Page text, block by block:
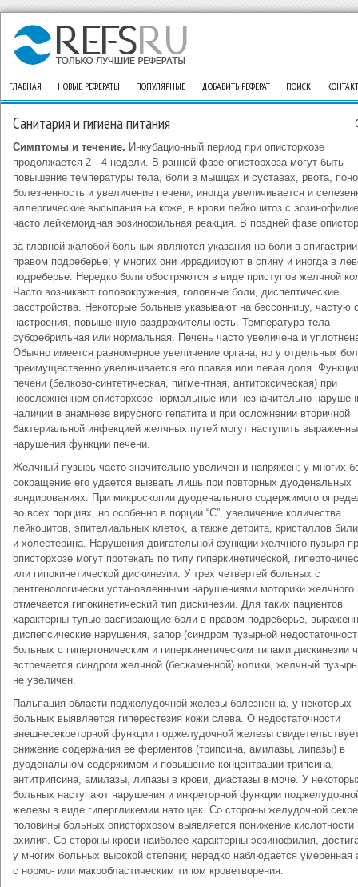
ГЛАВНАЯ НОВЫЕ РЕФЕРАТЫ ПОПУЛЯРНЫЕ ДОБАВИТЬ РЕФЕРАТ ПОИСК
Санитария и гигиена питания
Симптомы и течение. Инкубационный период при описторхозе
продолжается 2—4 недели. В ранней фазе описторхоза могут быть
повышение температуры тела, боли в мышцах и суставах, рвота,
болезненность и увеличение печени, иногда увеличивается и
аллергические высыпания на коже, в крови лейкоцитоз с
часто лейкемоидная эозинофильная реакция. В поздней фазе
за главной жалобой больных являются указания на боли в
правом подреберье; у многих они иррадиируют в спину и иногда в
подреберье. Нередко боли обостряются в виде приступов желчной
Часто возникают головокружения, головные боли, диспептические
расстройства. Некоторые больные указывают на бессонницу, частую
настроения, повышенную раздражительность. Температура тела
субфебрильная или нормальная. Печень часто увеличена и
Обычно имеется равномерное увеличение органа, но у отдельных
преимущественно увеличивается его правая или левая доля. Функции
печени (белково-синтетическая, пигментная, антитоксическая) при
неосложненном описторхозе нормальные или незначительно
наличии в анамнезе вирусного гепатита и при осложнении вторичной
бактериальной инфекцией желчных путей могут наступить
нарушения функции печени.
Желчный пузырь часто значительно увеличен и напряжен; у многих
сокращение его удается вызвать лишь при повторных дуоденальных
зондированиях. При микроскопии дуоденального содержимого
во всех порциях, но особенно в порции “С”, увеличение количества
лейкоцитов, эпителиальных клеток, а также детрита, кристаллов
и холестерина. Нарушения двигательной функции желчного пузыря
описторхозе могут протекать по типу гиперкинетической,
или гипокинетической дискинезии. У трех четвертей больных с
рентгенологически установленными нарушениями моторики желчного
отмечается гипокинетический тип дискинезии. Для таких пациентов
характерны тупые распирающие боли в правом подреберье,
диспепсические нарушения, запор (синдром пузырной
больных с гипертоническим и гиперкинетическим типами дискинезии
встречается синдром желчной (бескаменной) колики, желчный
не увеличен.
Пальпация области поджелудочной железы болезненна, у некоторых
больных выявляется гиперестезия кожи слева. О недостаточности
внешнесекреторной функции поджелудочной железы
снижение содержания ее ферментов (трипсина, амилазы, липазы) в
дуоденальном содержимом и повышение концентрации трипсина,
антитрипсина, амилазы, липазы в крови, диастазы в моче. У
больных наступают нарушения и инкреторной функции
железы в виде гипергликемии натощак. Со стороны желудочной
половины больных описторхозом выявляется понижение кислотности
ахилия. Со стороны крови наиболее характерны эозинофилия,
у многих больных высокой степени; нередко наблюдается умеренная
с нормо- или макробластическим типом кроветворения.